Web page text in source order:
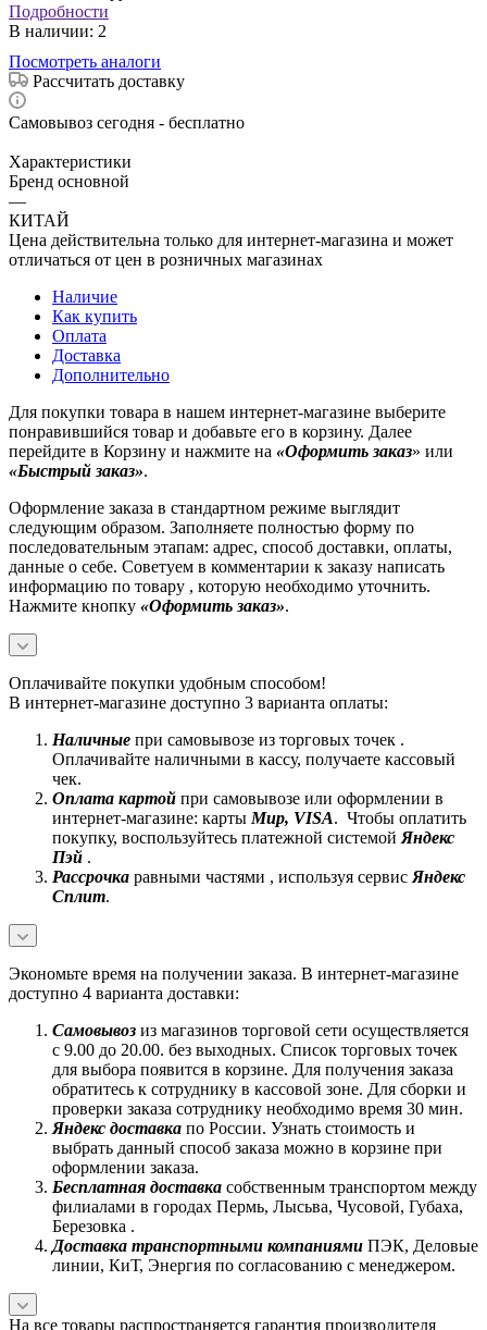
Подробности
В наличии: 2
Посмотреть аналоги
Рассчитать доставку
Самовывоз сегодня - бесплатно
Характеристики
Бренд основной
—
КИТАЙ
Цена действительна только для интернет-магазина и может
отличаться от цен в розничных магазинах
Наличие
Как купить
Оплата
Доставка
Дополнительно
Для покупки товара в нашем интернет-магазине выберите
понравившийся товар и добавьте его в корзину. Далее
перейдите в Корзину и нажмите на «Оформить заказ» или
«Быстрый заказ».
Оформление заказа в стандартном режиме выглядит
следующим образом. Заполняете полностью форму по
последовательным этапам: адрес, способ доставки, оплаты,
данные о себе. Советуем в комментарии к заказу написать
информацию по товару , которую необходимо уточнить.
Нажмите кнопку «Оформить заказ».
Оплачивайте покупки удобным способом!
В интернет-магазине доступно 3 варианта оплаты:
Наличные при самовывозе из торговых точек .
Оплачивайте наличными в кассу, получаете кассовый
чек.
Оплата картой при самовывозе или оформлении в
интернет-магазине: карты Mир, VISA. Чтобы оплатить
покупку, воспользуйтесь платежной системой Яндекс
Пэй .
Рассрочка равными частями , используя сервис Яндекс
Сплит.
Экономьте время на получении заказа. В интернет-магазине
доступно 4 варианта доставки:
Самовывоз из магазинов торговой сети осуществляется
с 9.00 до 20.00. без выходных. Список торговых точек
для выбора появится в корзине. Для получения заказа
обратитесь к сотруднику в кассовой зоне. Для сборки и
проверки заказа сотруднику необходимо время 30 мин.
Яндекс доставка по России. Узнать стоимость и
выбрать данный способ заказа можно в корзине при
оформлении заказа.
Бесплатная доставка собственным транспортом между
филиалами в городах Пермь, Лысьва, Чусовой, Губаха,
Березовка .
Доставка транспортными компаниями ПЭК, Деловые
линии, КиТ, Энергия по согласованию с менеджером.
На все товары распространяется гарантия производителя